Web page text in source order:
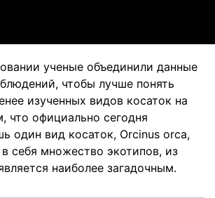
ученые объединили данные
чтобы лучше понять
изученных видов косаток на
что официально сегодня
один вид косаток, Orcinus orca,
себя множество экотипов, из
наиболее загадочным.